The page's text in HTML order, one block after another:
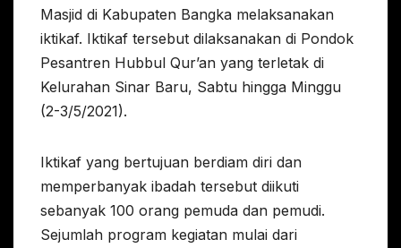
Masjid di Kabupaten Bangka melaksanakan
iktikaf. Iktikaf tersebut dilaksanakan di Pondok
Pesantren Hubbul Qur’an yang terletak di
Kelurahan Sinar Baru, Sabtu hingga Minggu
(2-3/5/2021).
Iktikaf yang bertujuan berdiam diri dan
memperbanyak ibadah tersebut diikuti
sebanyak 100 orang pemuda dan pemudi.
Sejumlah program kegiatan mulai dari